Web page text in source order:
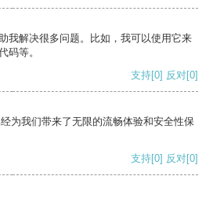
我解决很多问题。比如，我可以使用它来
码等。
支持[0] 反对[0]
为我们带来了无限的流畅体验和安全性保
支持[0] 反对[0]